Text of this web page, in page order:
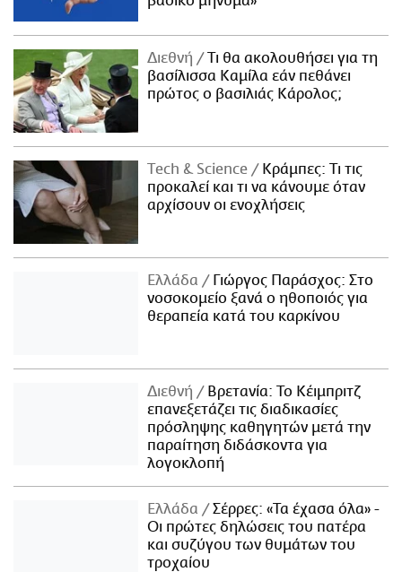
Διεθνή
Τι θα ακολουθήσει για τη
βασίλισσα Καμίλα εάν πεθάνει
πρώτος ο βασιλιάς Κάρολος;
Τech & Science
Κράμπες: Τι τις
προκαλεί και τι να κάνουμε όταν
αρχίσουν οι ενοχλήσεις
Ελλάδα
Γιώργος Παράσχος: Στο
νοσοκομείο ξανά ο ηθοποιός για
θεραπεία κατά του καρκίνου
Διεθνή
Βρετανία: Το Κέιμπριτζ
επανεξετάζει τις διαδικασίες
πρόσληψης καθηγητών μετά την
παραίτηση διδάσκοντα για
λογοκλοπή
Ελλάδα
Σέρρες: «Τα έχασα όλα» -
Οι πρώτες δηλώσεις του πατέρα
και συζύγου των θυμάτων του
τροχαίου